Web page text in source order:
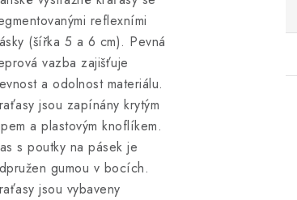
reflexními
(šířka 5 a 6 cm). Pevná
vazba zajišťuje
a odolnost materiálu.
jsou zapínány krytým
a plastovým knoflíkem.
s poutky na pásek je
gumou v bocích.
jsou vybaveny